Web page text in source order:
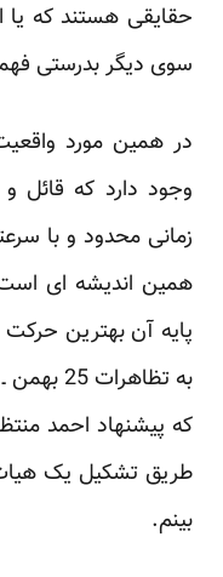
حقایقی هستند که یا
سوی دیگر بدرستی
در همین مورد
وجود دارد که قائل
زمانی محدود و با
همین اندیشه ای
پایه آن بهترین
به
که پیشنهاد احمد
طریق تشکیل یک
بینم.